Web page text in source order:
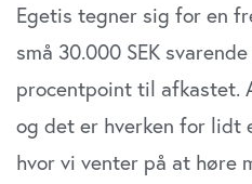
Egetis tegner sig for en
små 30.000 SEK
procentpoint til afkastet.
og det er hverken for lidt
hvor vi venter på at høre